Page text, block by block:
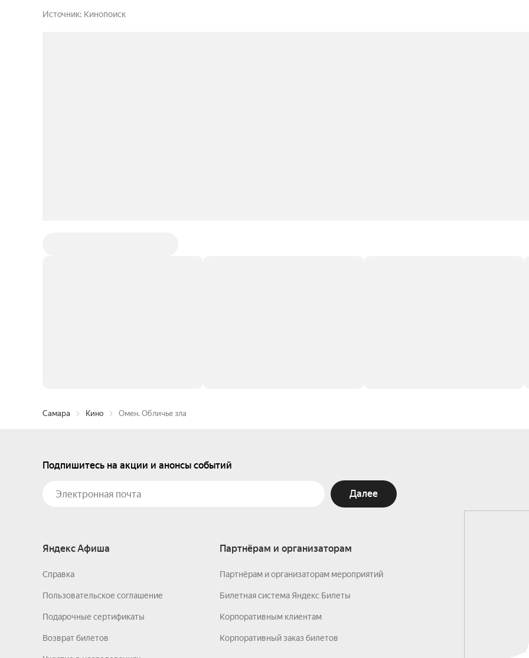
Источник Кинопоиск
Самара Кино Омен. Обличье зла
Подпишитесь на акции и анонсы событий
Далее
Яндекс Афиша
Справка
Пользовательское соглашение
Подарочные сертификаты
Возврат билетов
Партнёрам и организаторам
Партнёрам и организаторам мероприятий
Билетная система Яндекс Билеты
Корпоративным клиентам
Корпоративный заказ билетов